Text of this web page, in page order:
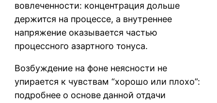
вовлеченности: концентрация дольше
держится на процессе, а внутреннее
напряжение оказывается частью
процессного азартного тонуса.
Возбуждение на фоне неясности не
упирается к чувствам “хорошо или плохо”:
подробнее о основе данной отдачи